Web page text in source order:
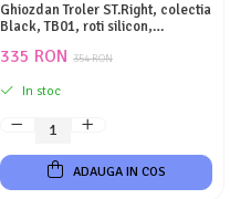
Ghiozdan Troler ST.Right, colectia
Black, TB01, roti silicon,
354 RON
335 RON
In stoc
ADAUGA IN COS